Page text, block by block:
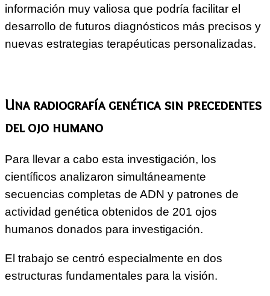
información muy valiosa que podría facilitar el
desarrollo de futuros diagnósticos más precisos y
nuevas estrategias terapéuticas personalizadas.
Una radiografía genética sin precedentes
del ojo humano
Para llevar a cabo esta investigación, los
científicos analizaron simultáneamente
secuencias completas de ADN y patrones de
actividad genética obtenidos de 201 ojos
humanos donados para investigación.
El trabajo se centró especialmente en dos
estructuras fundamentales para la visión.